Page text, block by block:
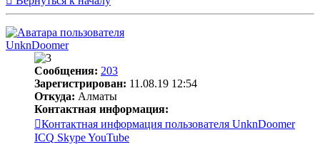
UnknDoomer
Сообщения: 203
Зарегистрирован: 11.08.19 12:54
Откуда: Алматы
Контактная информация:
Контактная информация пользователя UnknDoomer
ICQ SkypeYouTube